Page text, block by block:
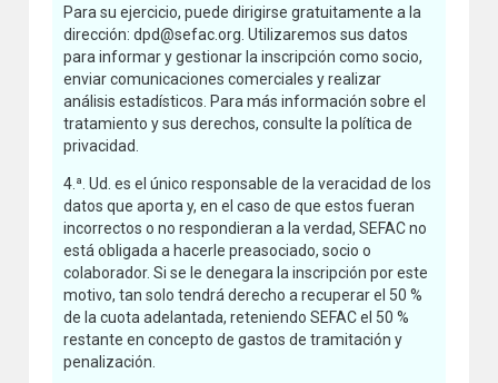
Para su ejercicio, puede dirigirse gratuitamente a la
dirección: dpd@sefac.org. Utilizaremos sus datos
para informar y gestionar la inscripción como socio,
enviar comunicaciones comerciales y realizar
análisis estadísticos. Para más información sobre el
tratamiento y sus derechos, consulte la política de
privacidad.
4.ª. Ud. es el único responsable de la veracidad de los
datos que aporta y, en el caso de que estos fueran
incorrectos o no respondieran a la verdad, SEFAC no
está obligada a hacerle preasociado, socio o
colaborador. Si se le denegara la inscripción por este
motivo, tan solo tendrá derecho a recuperar el 50 %
de la cuota adelantada, reteniendo SEFAC el 50 %
restante en concepto de gastos de tramitación y
penalización.